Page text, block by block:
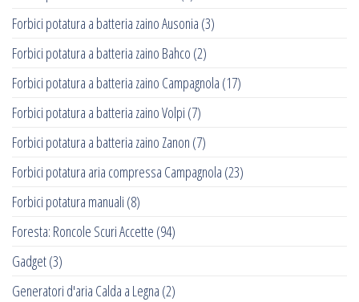
Forbici potatura a batteria zaino Ausonia (3)
Forbici potatura a batteria zaino Bahco (2)
Forbici potatura a batteria zaino Campagnola (17)
Forbici potatura a batteria zaino Volpi (7)
Forbici potatura a batteria zaino Zanon (7)
Forbici potatura aria compressa Campagnola (23)
Forbici potatura manuali (8)
Foresta: Roncole Scuri Accette (94)
Gadget(3)
Generatori d'aria Calda a Legna (2)